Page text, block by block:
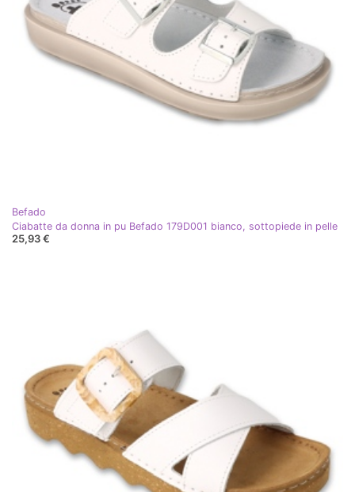
Befado
Ciabatte da donna in pu Befado 179D001 bianco, sottopiede in pelle
25,93 €